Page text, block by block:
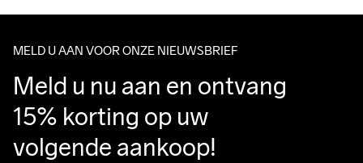
MELD U AAN VOOR ONZE NIEUWSBRIEF
Meld u nu aan en ontvang
15% korting op uw
volgende aankoop!